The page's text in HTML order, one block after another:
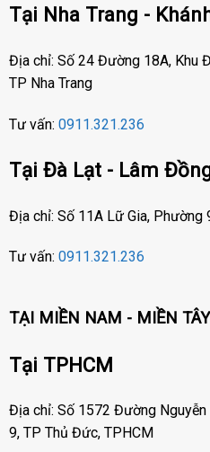
Tại Nha Trang -
Địa chỉ: Số 24 Đường 18A, Khu
TP Nha Trang
Tư vấn: 0911.321.236
Tại Đà Lạt - Lâm
Địa chỉ: Số 11A Lữ Gia, Phường
Tư vấn: 0911.321.236
TẠI MIỀN NAM - MIỀN TÂY
Tại TPHCM
Địa chỉ: Số 1572 Đường Nguyễn
9, TP Thủ Đức, TPHCM